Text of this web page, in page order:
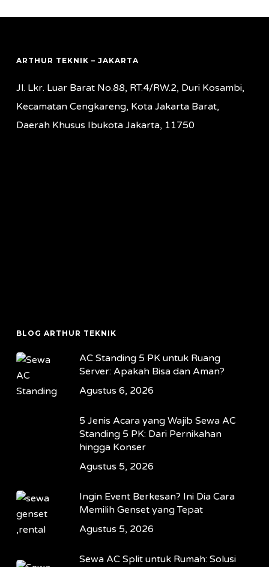
ARTHUR TEKNIK – JAKARTA
Jl. Lkr. Luar Barat No.88, RT.4/RW.2, Duri Kosambi,
Kecamatan Cengkareng, Kota Jakarta Barat,
Daerah Khusus Ibukota Jakarta, 11750
BLOG ARTHUR TEKNIK
AC Standing 5 PK untuk Ruang
Server: Apakah Bisa dan Aman?
Agustus 6, 2026
5 Jenis Acara yang Wajib Sewa AC
Standing 5 PK: Dari Pernikahan
hingga Konser
Agustus 5, 2026
Ingin Event Berkesan? Ini Dia Cara
Memilih Genset yang Tepat
Agustus 5, 2026
Sewa AC Split untuk Rumah: Solusi